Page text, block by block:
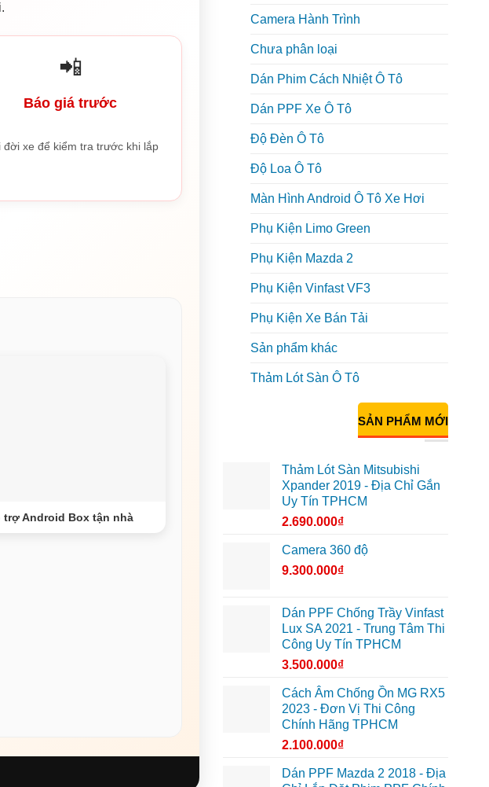
📲
Báo giá trước
đời xe để kiểm tra trước khi lắp
trợ Android Box tận nhà
Camera Hành Trình
Chưa phân loại
Dán Phim Cách Nhiệt Ô Tô
Dán PPF Xe Ô Tô
Độ Đèn Ô Tô
Độ Loa Ô Tô
Màn Hình Android Ô Tô Xe Hơi
Phụ Kiện Limo Green
Phụ Kiện Mazda 2
Phụ Kiện Vinfast VF3
Phụ Kiện Xe Bán Tải
Sản phẩm khác
Thảm Lót Sàn Ô Tô
SẢN PHẨM MỚI
Thảm Lót Sàn Mitsubishi
Xpander 2019 - Địa Chỉ Gắn
Uy Tín TPHCM
2.690.000₫
Camera 360 độ
9.300.000₫
Dán PPF Chống Trầy Vinfast
Lux SA 2021 - Trung Tâm Thi
Công Uy Tín TPHCM
3.500.000₫
Cách Âm Chống Ồn MG RX5
2023 - Đơn Vị Thi Công
Chính Hãng TPHCM
2.100.000₫
Dán PPF Mazda 2 2018 - Địa